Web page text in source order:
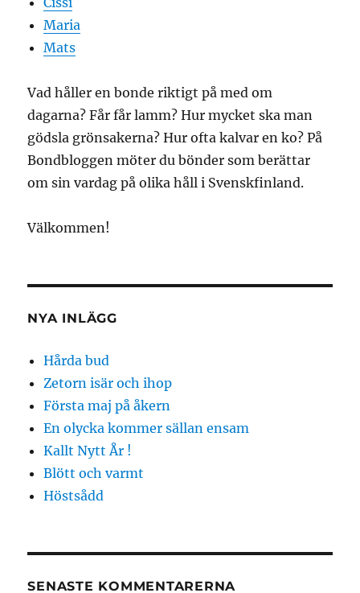
Maria
Mats
Vad håller en bonde riktigt på med om
dagarna? Får får lamm? Hur mycket ska man
gödsla grönsakerna? Hur ofta kalvar en ko? På
Bondbloggen möter du bönder som berättar
om sin vardag på olika håll i Svenskfinland.
Välkommen!
NYA INLÄGG
Hårda bud
Zetorn isär och ihop
Första maj på åkern
En olycka kommer sällan ensam
Kallt Nytt År !
Blött och varmt
Höstsådd
SENASTE KOMMENTARERNA